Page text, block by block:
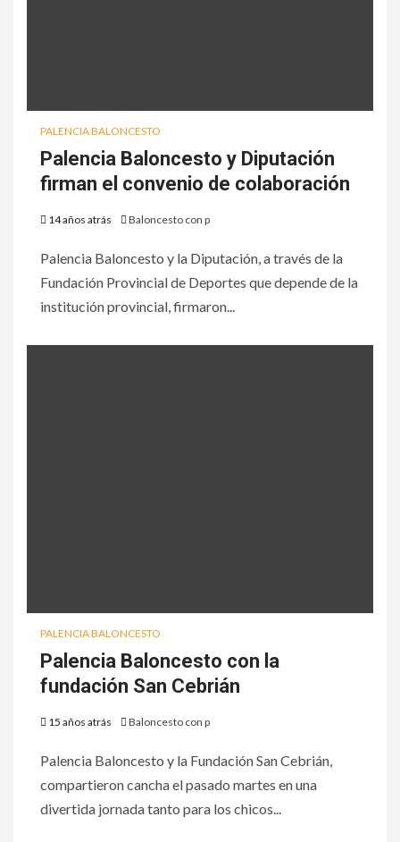
PALENCIA BALONCESTO
Palencia Baloncesto y Diputación
firman el convenio de colaboración
14 años atrás Baloncesto con p
Palencia Baloncesto y la Diputación, a través de la
Fundación Provincial de Deportes que depende de la
institución provincial, firmaron...
PALENCIA BALONCESTO
Palencia Baloncesto con la
fundación San Cebrián
15 años atrás Baloncesto con p
Palencia Baloncesto y la Fundación San Cebrián,
compartieron cancha el pasado martes en una
divertida jornada tanto para los chicos...